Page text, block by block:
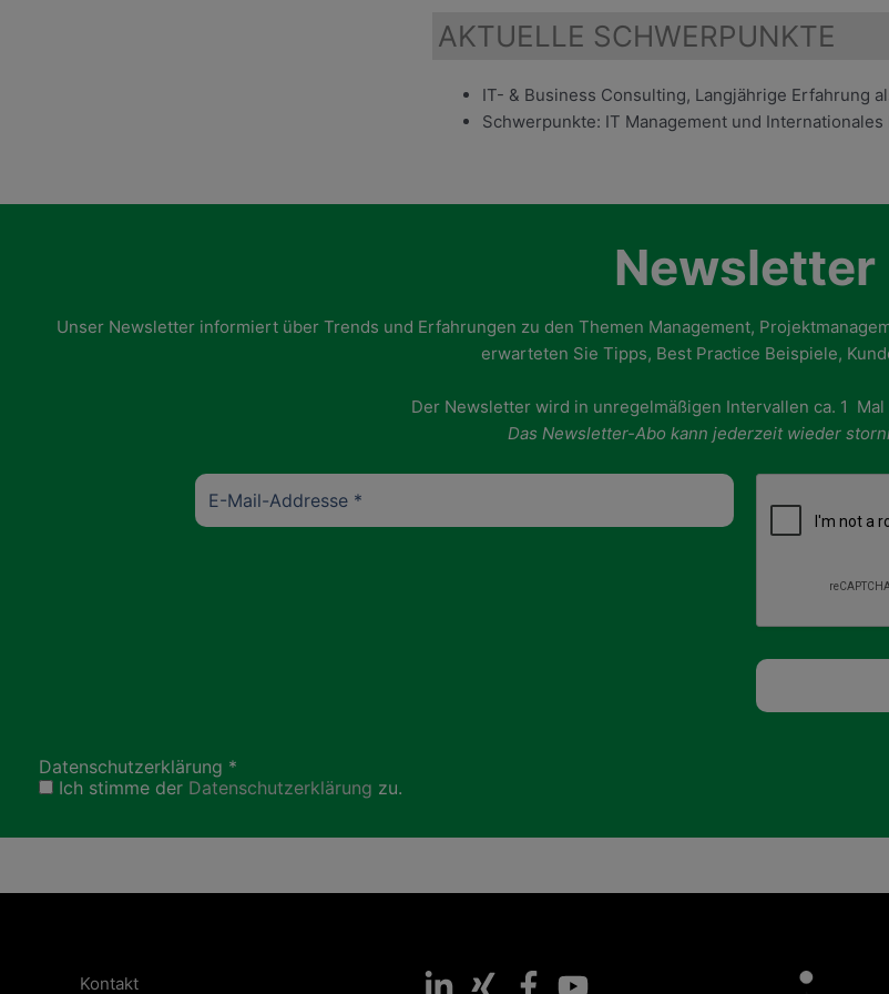
AKTUELLE SCHWERPUNKTE
IT- & Business Consulting, Langjährige Erfahrung
Schwerpunkte: IT Management und
Newsletter
Unser Newsletter informiert über Trends und Erfahrungen zu den Themen Management,
erwarteten Sie Tipps, Best Practice Beispiele,
Der Newsletter wird in unregelmäßigen Intervallen ca. 1
Das Newsletter-Abo kann jederzeit wieder
Datenschutzerklärung *
Ich stimme der Datenschutzerklärung zu.
Kontakt